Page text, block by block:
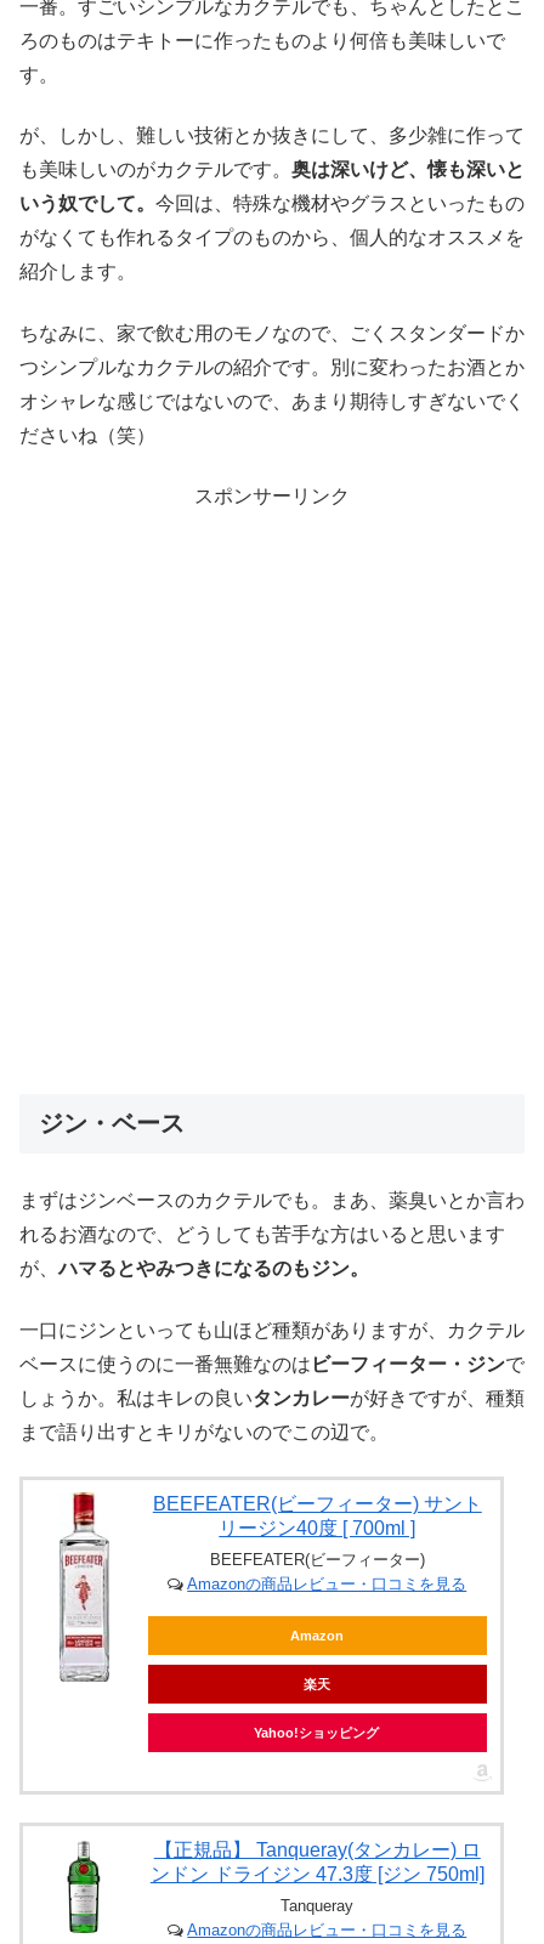
一番。すごいシンプルなカクテルでも、ちゃんとしたとこ
ろのものはテキトーに作ったものより何倍も美味しいで
す。
が、しかし、難しい技術とか抜きにして、多少雑に作って
も美味しいのがカクテルです。 奥は深いけど、懐も深いと
いう奴でして。 今回は、特殊な機材やグラスといったもの
がなくても作れるタイプのものから、個人的なオススメを
紹介します。
ちなみに、家で飲む用のモノなので、ごくスタンダードか
つシンプルなカクテルの紹介です。別に変わったお酒とか
オシャレな感じではないので、あまり期待しすぎないでく
ださいね（笑）
スポンサーリンク
ジン・ベース
まずはジンベースのカクテルでも。まあ、薬臭いとか言わ
れるお酒なので、どうしても苦手な方はいると思います
が、ハマるとやみつきになるのもジン。
一口にジンといっても山ほど種類がありますが、カクテル
ベースに使うのに一番無難なのは ビーフィーター・ジンで
しょうか。私はキレの良いタンカレーが好きですが、種類
まで語り出すとキリがないのでこの辺で。
BEEFEATER(ビーフィーター) サント
リージン40度 [ 700ml ]
BEEFEATER(ビーフィーター)
Amazonの商品レビュー・口コミを見る
Amazon
楽天
Yahoo!ショッピング
【正規品】 Tanqueray(タンカレー) ロ
ンドン ドライジン 47.3度 [ジン 750ml]
Tanqueray
Amazonの商品レビュー・口コミを見る